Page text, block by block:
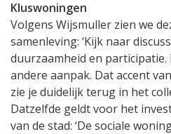
Kluswoningen
Volgens Wijsmuller zien we
samenleving: ‘Kijk naar
duurzaamheid en
andere aanpak. Dat accent
zie je duidelijk terug in het
Datzelfde geldt voor het
van de stad: ‘De sociale